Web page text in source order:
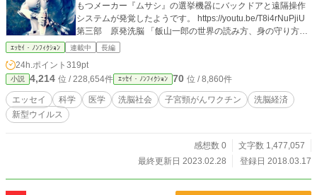
もつメーカー『ムサシ』の選挙機器にバックドアと遠隔操作
システムが発覚したようです。 https://youtu.be/T8i4rNuPjiU
第三部 原発洗脳 「飯山一郎の世界の読み方、身の守り方」
の解説を入れてます。広島、長崎の被爆に勝った放射能を除
ps://www.amazon.co.jp/dp/4864511896 第四部 経済洗脳、
豊洲市場移転問題と豊洲カジノ化計画のお話とか。 第五部
地震洗脳、シェールガス採掘の水圧破砕法でも人工地震は簡
単に起こせます。東京湾で行われているＣＯ２液化注入実験
スコミの洗脳によるグローバリズムという多国籍企業の世界
支配は覆っていくのだろうか？ 第七部 真の医学と科学を追
ｴｯｾｲ・ﾉﾝﾌｨｸｼｮﾝ 連載中 長編
24h.ポイント 319pt
小説 4,214 位 / 228,654件 ｴｯｾｲ・ﾉﾝﾌｨｸｼｮﾝ 70 位 / 8,860件
エッセイ 科学 医学 洗脳社会 子宮頸がんワクチン
洗脳経済
新型ウイルス
感想数 0
文字数 1,477,057
最終更新日 2023.02.28
登録日 2018.03.17